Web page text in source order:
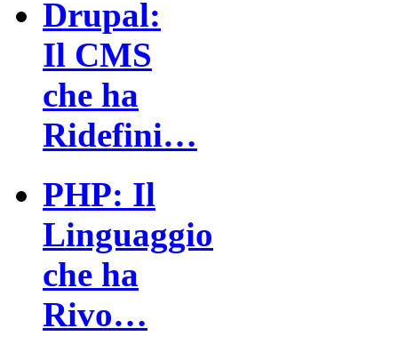
Drupal:
Il CMS
che ha
Ridefini…
PHP: Il
Linguaggio
che ha
Rivo…